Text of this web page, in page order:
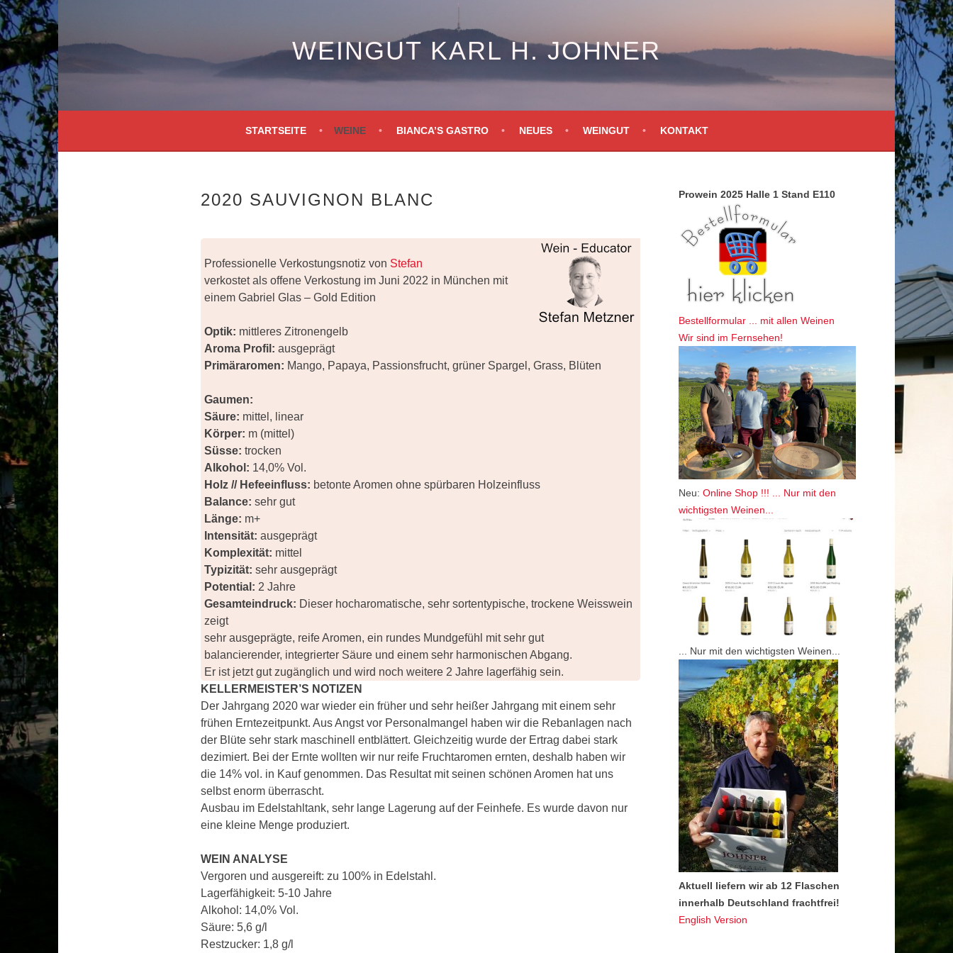
zum
Inhalt
WEINGUT KARL H. JOHNER
STARTSEITE WEINE BIANCA’S GASTRO NEUES WEINGUT KONTAKT
2020 SAUVIGNON BLANC
Professionelle Verkostungsnotiz von Stefan
verkostet als offene Verkostung im Juni 2022 in München mit
einem Gabriel Glas – Gold Edition
Optik: mittleres Zitronengelb
Aroma Profil: ausgeprägt
Primäraromen: Mango, Papaya, Passionsfrucht, grüner Spargel, Grass, Blüten
Gaumen:
Säure: mittel, linear
Körper: m (mittel)
Süsse: trocken
Alkohol: 14,0% Vol.
Holz // Hefeeinfluss: betonte Aromen ohne spürbaren Holzeinfluss
Balance: sehr gut
Länge: m+
Intensität: ausgeprägt
Komplexität: mittel
Typizität: sehr ausgeprägt
Potential: 2 Jahre
Gesamteindruck: Dieser hocharomatische, sehr sortentypische, trockene Weisswein
zeigt
sehr ausgeprägte, reife Aromen, ein rundes Mundgefühl mit sehr gut
balancierender, integrierter Säure und einem sehr harmonischen Abgang.
Er ist jetzt gut zugänglich und wird noch weitere 2 Jahre lagerfähig sein.
KELLERMEISTER’S NOTIZEN
Der Jahrgang 2020 war wieder ein früher und sehr heißer Jahrgang mit einem sehr
frühen Erntezeitpunkt. Aus Angst vor Personalmangel haben wir die Rebanlagen nach
der Blüte sehr stark maschinell entblättert. Gleichzeitig wurde der Ertrag dabei stark
dezimiert. Bei der Ernte wollten wir nur reife Fruchtaromen ernten, deshalb haben wir
die 14% vol. in Kauf genommen. Das Resultat mit seinen schönen Aromen hat uns
selbst enorm überrascht.
Ausbau im Edelstahltank, sehr lange Lagerung auf der Feinhefe. Es wurde davon nur
eine kleine Menge produziert.
WEIN ANALYSE
Vergoren und ausgereift: zu 100% in Edelstahl.
Lagerfähigkeit: 5-10 Jahre
Alkohol: 14,0% Vol.
Säure: 5,6 g/l
Restzucker: 1,8 g/l
Prowein 2025 Halle 1 Stand E110
Bestellformular ... mit allen Weinen
Wir sind im Fernsehen!
Neu: Online Shop !!! ... Nur mit den
wichtigsten Weinen...
... Nur mit den wichtigsten Weinen...
Aktuell liefern wir ab 12 Flaschen
innerhalb Deutschland frachtfrei!
English Version